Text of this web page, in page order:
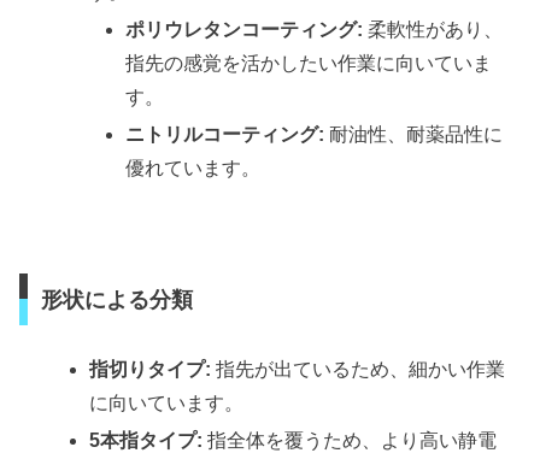
ポリウレタンコーティング: 柔軟性があり、
指先の感覚を活かしたい作業に向いていま
す。
ニトリルコーティング: 耐油性、耐薬品性に
優れています。
形状による分類
指切りタイプ: 指先が出ているため、細かい作業
に向いています。
5本指タイプ: 指全体を覆うため、より高い静電